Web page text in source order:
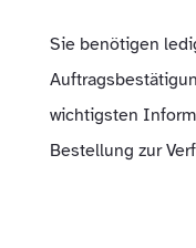
Sie benötigen
wichtigsten
Bestellung zur